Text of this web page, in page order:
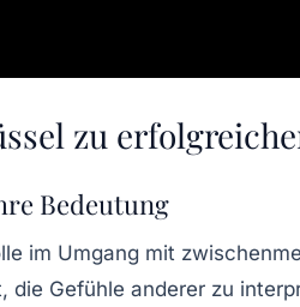
zu
Bedeutung
im Umgang mit
die Gefühle anderer zu